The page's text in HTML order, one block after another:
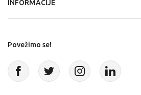
INFORMACIJE
Povežimo se!